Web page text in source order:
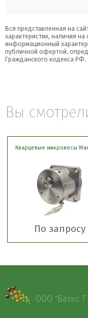
Вся представленная на
характеристик, наличия
информационный характер
публичной офертой,
Гражданского кодекса РФ.
Вы
Кварцевые микровесы
По запросу
ООО “Базис